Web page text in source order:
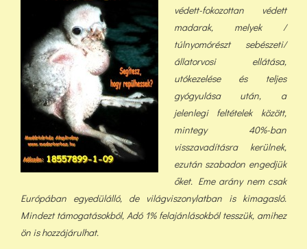
védett-fokozottan védett
madarak, melyek /
túlnyomórészt sebészeti/
állatorvosi ellátása,
utókezelése és teljes
gyógyulása után, a
jelenlegi feltételek között,
mintegy 40%-ban
visszavadításra kerülnek,
ezután szabadon engedjük
őket. Eme arány nem csak
Európában egyedülálló, de világviszonylatban is kimagasló.
Mindezt támogatásokból, Adó 1% felajánlásokból tesszük, amihez
ön is hozzájárulhat.